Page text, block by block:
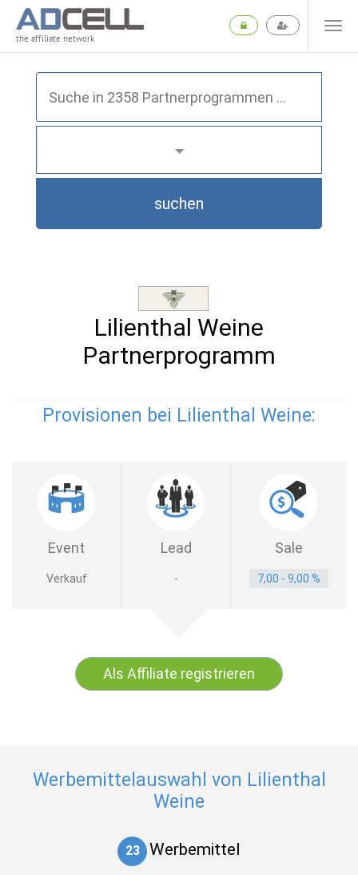
the affiliate network
suchen
Lilienthal Weine
Partnerprogramm
Provisionen bei Lilienthal Weine:
Event Lead Sale
Verkauf - 7,00 - 9,00 %
Als Affiliate registrieren
Werbemittelauswahl von Lilienthal
Weine
23 Werbemittel